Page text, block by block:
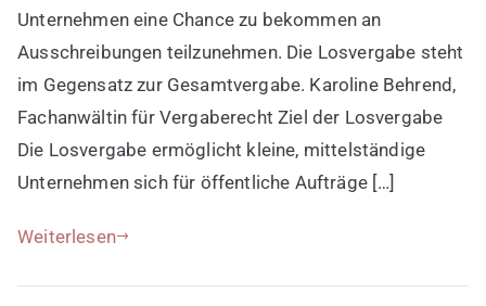
Unternehmen eine Chance zu bekommen an
Ausschreibungen teilzunehmen. Die Losvergabe steht
im Gegensatz zur Gesamtvergabe. Karoline Behrend,
Fachanwältin für Vergaberecht Ziel der Losvergabe
Die Losvergabe ermöglicht kleine, mittelständige
Unternehmen sich für öffentliche Aufträge […]
Weiterlesen